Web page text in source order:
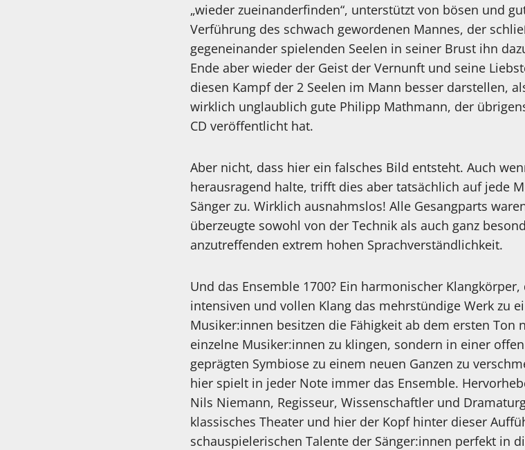
„wieder zueinanderfinden“, unterstützt von bösen und
Verführung des schwach gewordenen Mannes, der
gegeneinander spielenden Seelen in seiner Brust ihn
Ende aber wieder der Geist der Vernunft und seine
diesen Kampf der 2 Seelen im Mann besser darstellen,
wirklich unglaublich gute Philipp Mathmann, der
CD veröffentlicht hat.
Aber nicht, dass hier ein falsches Bild entsteht. Auch
herausragend halte, trifft dies aber tatsächlich auf jede
Sänger zu. Wirklich ausnahmslos! Alle Gesangparts
überzeugte sowohl von der Technik als auch ganz
anzutreffenden extrem hohen Sprachverständlichkeit.
Und das Ensemble 1700? Ein harmonischer
intensiven und vollen Klang das mehrstündige Werk zu
Musiker:innen besitzen die Fähigkeit ab dem ersten
einzelne Musiker:innen zu klingen, sondern in einer
geprägten Symbiose zu einem neuen Ganzen zu
hier spielt in jeder Note immer das Ensemble.
Nils Niemann, Regisseur, Wissenschaftler und
klassisches Theater und hier der Kopf hinter dieser
schauspielerischen Talente der Sänger:innen perfekt in